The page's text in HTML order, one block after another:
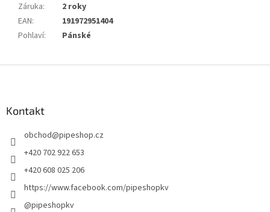
Záruka:
2 roky
EAN:
191972951404
Pohlaví: Pánské
Kontakt
obchod@pipeshop.cz
+420 702 922 653
+420 608 025 206
https://www.facebook.com/pipeshopkv
@pipeshopkv